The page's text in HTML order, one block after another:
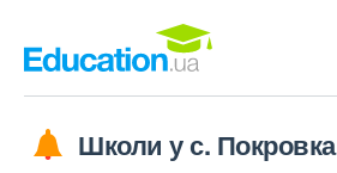
Школи у с. Покровка